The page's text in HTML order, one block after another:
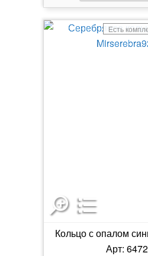
Есть
Кольцо с опалом
Арт: